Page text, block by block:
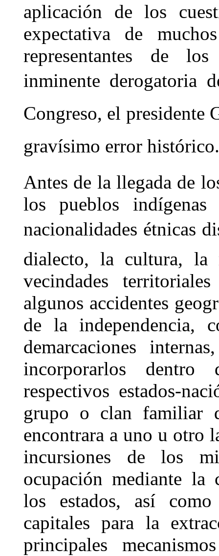
aplicación de los
expectativa de
representantes de
inminente
Congreso, el presidente
gravísimo error histórico.
Antes de la llegada de
los pueblos
nacionalidades
dialecto, la cultura,
vecindades
algunos accidentes
de la independencia,
demarcaciones
incorporarlos
respectivos estados-
grupo o clan familiar
encontrara a uno u otro
incursiones de los
ocupación mediante la
los estados, así
capitales para la
principales